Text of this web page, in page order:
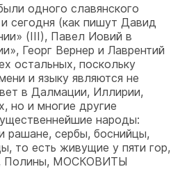
одного славянского
сегодня (как пишут Давид
(III), Павел Иовий в
Георг Вернер и Лаврентий
остальных, поскольку
и языку являются не
в Далмации, Иллирии,
но и многие другие
народы:
рашане, сербы, боснийцы,
то есть живущие у пяти гор,
Полины, МОСКОВИТЫ